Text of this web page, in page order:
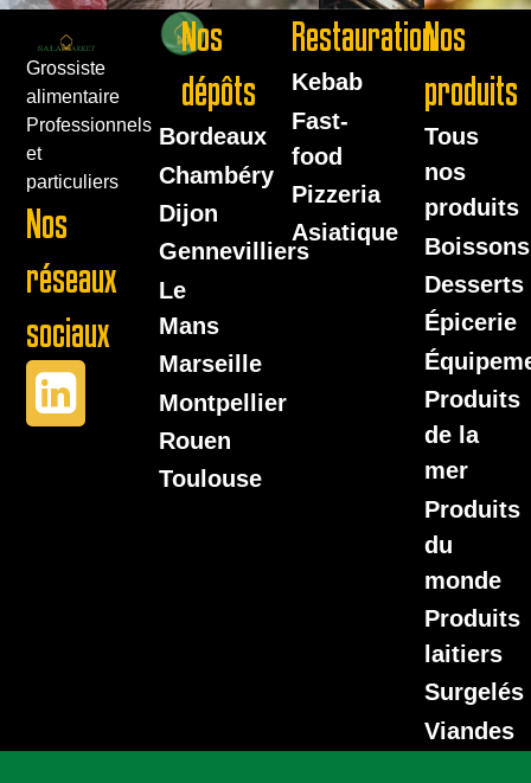
Grossiste
alimentaire
Professionnels
et
particuliers
Nos
réseaux
sociaux
Nos
dépôts
Bordeaux
Chambéry
Dijon
Gennevilliers
Le
Mans
Marseille
Montpellier
Rouen
Toulouse
Restauration
Kebab
Fast-
food
Pizzeria
Asiatique
Nos
produits
Tous
nos
produits
Boissons
Desserts
Épicerie
Produits
de la
mer
Produits
du
monde
Produits
laitiers
Surgelés
Viandes